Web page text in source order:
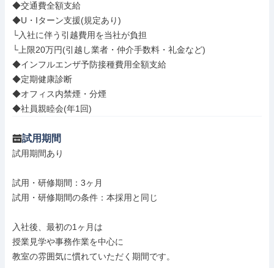
◆交通費全額支給
◆U・Iターン支援(規定あり)
└入社に伴う引越費用を当社が負担
└上限20万円(引越し業者・仲介手数料・礼金など)
◆インフルエンザ予防接種費用全額支給
◆定期健康診断
◆オフィス内禁煙・分煙
◆社員親睦会(年1回)
試用期間
試用期間あり
試用・研修期間：3ヶ月
試用・研修期間の条件：本採用と同じ
入社後、最初の1ヶ月は
授業見学や事務作業を中心に
教室の雰囲気に慣れていただく期間です。